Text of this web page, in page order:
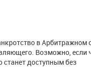
в Арбитражном
Возможно, если
станет доступным без